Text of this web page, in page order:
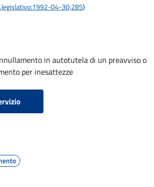
04-30;285)
in autotutela di un preavviso o
per inesattezze